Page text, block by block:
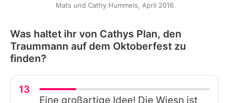
Mats und Cathy Hummels, April 2016
Was haltet ihr von Cathys Plan, den
Traummann auf dem Oktoberfest zu
finden?
13
Eine großartige Idee! Die Wiesn ist